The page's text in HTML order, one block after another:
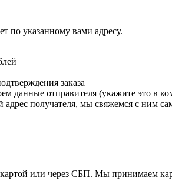
по указанному вами адресу.
заказа
отправителя (укажите это в
получателя, мы свяжемся с ним
картой или через СБП. Мы принимаем